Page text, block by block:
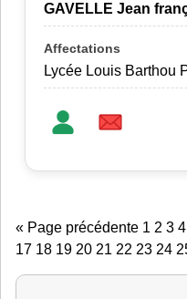
GAVELLE Jean
Lycée Louis Barthou
« Page précédente 1 2 3 4
17 18 19 20 21 22 23 24